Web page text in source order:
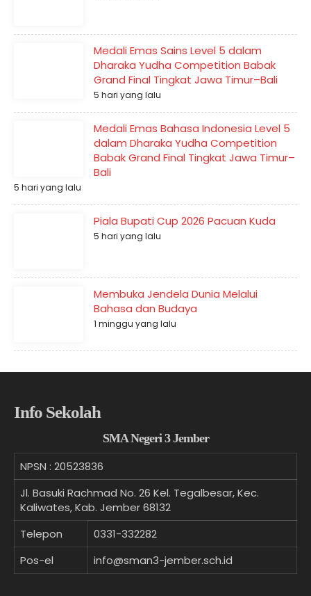
Medali Emas Sains Level 5 dalam
Dharaka Yudha Competition Babak
Grand Final Tingkat Jawa Timur–Bali
5 hari yang lalu
Medali Emas Bahasa Indonesia Level 5
dalam Dharaka Yudha Competition
Babak Grand Final Tingkat Jawa Timur–
Bali
5 hari yang lalu
Piala Bupati Cup 2026 Pacuan Kuda
5 hari yang lalu
Membuka Jendela Dunia Melalui
Bahasa dan Budaya
1 minggu yang lalu
Info Sekolah
SMA Negeri 3 Jember
NPSN : 20523836
Jl. Basuki Rachmad No. 26 Kel. Tegalbesar, Kec.
Kaliwates, Kab. Jember 68132
Telepon
0331-332282
Pos-el
info@sman3-jember.sch.id